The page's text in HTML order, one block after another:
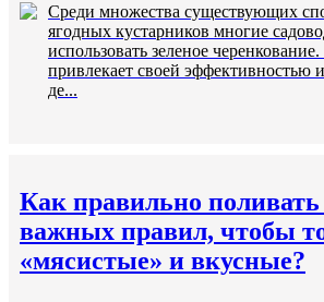
Среди множества существующих
ягодных кустарников многие
использовать зеленое
привлекает своей эффективностью
де...
Как правильно
важных правил, чтобы
«мясистые» и вкусные?